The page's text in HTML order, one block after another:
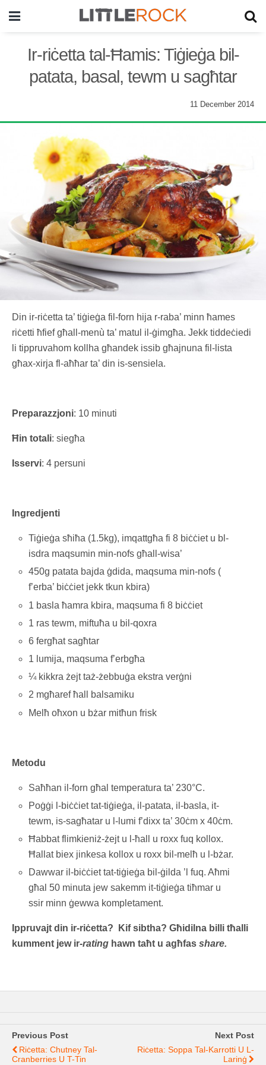
Ir-riċetta tal-Ħamis: Tiġieġa bil-
patata, basal, tewm u sagħtar
11 December 2014
Din ir-riċetta ta’ tiġieġa fil-forn hija r-raba’ minn ħames
riċetti ħfief għall-menù ta’ matul il-ġimgħa. Jekk tiddeċiedi
li tippruvahom kollha għandek issib għajnuna fil-lista
għax-xirja fl-aħħar ta’ din is-sensiela.
Preparazzjoni: 10 minuti
Ħin totali: siegħa
Isservi: 4 persuni
Ingredjenti
Tiġieġa sħiħa (1.5kg), imqattgħa fi 8 biċċiet u bl-
isdra maqsumin min-nofs għall-wisa’
450g patata bajda ġdida, maqsuma min-nofs (
f’erba’ biċċiet jekk tkun kbira)
1 basla ħamra kbira, maqsuma fi 8 biċċiet
1 ras tewm, miftuħa u bil-qoxra
6 fergħat sagħtar
1 lumija, maqsuma f’erbgħa
¼ kikkra żejt taż-żebbuġa ekstra verġni
2 mgħaref ħall balsamiku
Melħ oħxon u bżar mitħun frisk
Metodu
Saħħan il-forn għal temperatura ta’ 230°C.
Poġġi l-biċċiet tat-tiġieġa, il-patata, il-basla, it-
tewm, is-sagħatar u l-lumi f’dixx ta’ 30ċm x 40ċm.
Ħabbat flimkieniż-żejt u l-ħall u roxx fuq kollox.
Ħallat biex jinkesa kollox u roxx bil-melħ u l-bżar.
Dawwar il-biċċiet tat-tiġieġa bil-ġilda ’l fuq. Aħmi
għal 50 minuta jew sakemm it-tiġieġa tiħmar u
ssir minn ġewwa kompletament.
Ippruvajt din ir-riċetta? Kif sibtha? Għidilna billi tħalli
kumment jew ir-rating hawn taħt u agħfas share.
Previous Post
Riċetta: Chutney Tal-
Cranberries U T-Tin
Next Post
Riċetta: Soppa Tal-Karrotti U L-
Larinġ